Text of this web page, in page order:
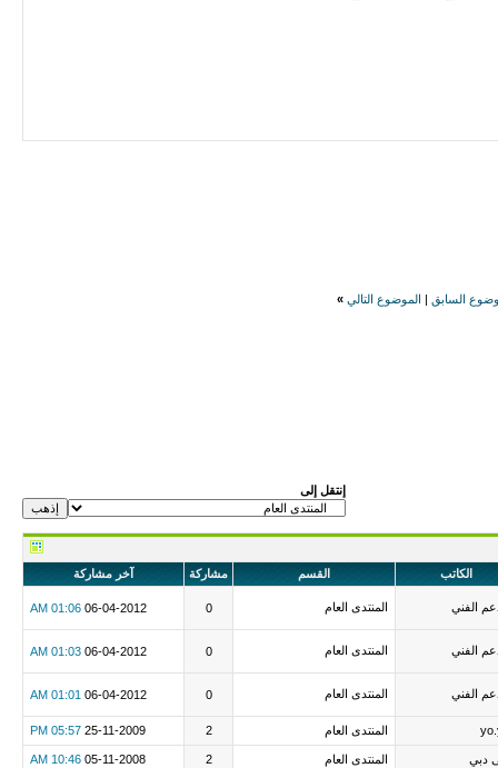
السابق الموضوع التالي »
إنتقل إلى
الكاتب القسم مشاركة آخر مشاركة
الفني المنتدى العام 0
06-04-2012
01:06 AM
الفني المنتدى العام 0
06-04-2012
01:03 AM
الفني المنتدى العام 0
06-04-2012
01:01 AM
المنتدى العام 2
25-11-2009
05:57 PM
دبي المنتدى العام 2
05-11-2008
10:46 AM